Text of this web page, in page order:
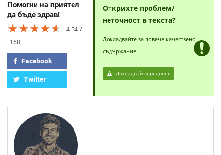
Помогни на приятел
да бъде здрав!
★★★★★
★★★★★
★★★★★
4.54
168
Facebook
Twitter
Открихте проблем/
неточност в текста?
Докладвайте за повече качествено
съдържание!
Докладвай нередност